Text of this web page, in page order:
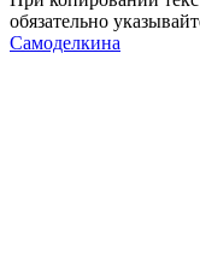
обязательно
Самоделкина